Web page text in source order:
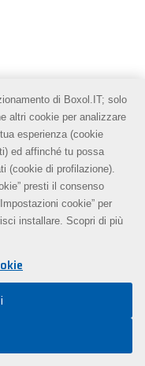
di Boxol.IT; solo
altri cookie per analizzare
esperienza (cookie
ed affinché tu possa
(cookie di profilazione).
presti il consenso
cookie” per
installare. Scopri di più